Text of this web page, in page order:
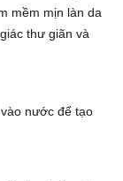
mềm mịn làn da
thư giãn và
nước để tạo